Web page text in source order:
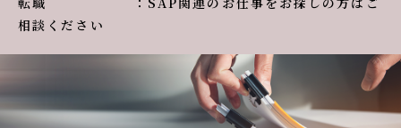
相談ください